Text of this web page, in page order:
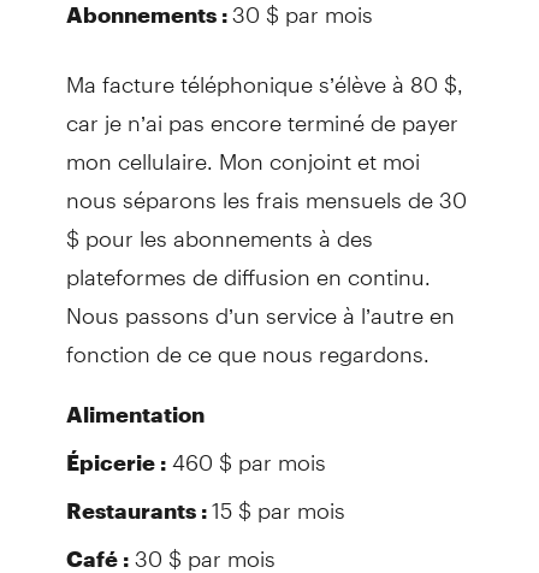
Abonnements :
Ma facture téléphonique s’élève à 80 $,
car je n’ai pas encore terminé de payer
mon cellulaire. Mon conjoint et moi
nous séparons les frais mensuels de 30
$ pour les abonnements à des
plateformes de diffusion en continu.
Nous passons d’un service à l’autre en
fonction de ce que nous regardons.
Alimentation
Épicerie :460 $ par mois
Restaurants :15 $ par mois
Café :30 $ par mois